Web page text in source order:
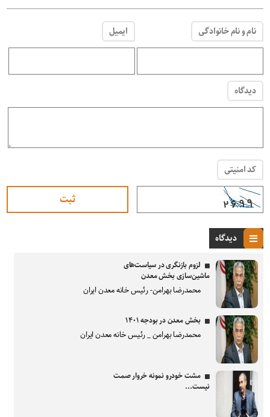
نام و نام خانوادگی ایمیل
دیدگاه
کد امنیتی
دیدگاه
لزوم بازنگری در سیاست‌های
ماشین‌سازی بخش معدن
محمدرضا بهرامن- رئیس خانه معدن ایران
بخش معدن در بودجه ۱۴۰۱
محمدرضا بهرامن _ رئیس خانه معدن ایران
مشت خودرو نمونه خروار صمت
نیست...